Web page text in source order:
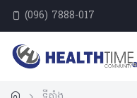
(096) 7888-017